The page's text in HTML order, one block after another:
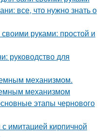
все, что нужно знать о
руками: простой и
руководство для
механизмом.
механизмом
этапы чернового
имитацией кирпичной